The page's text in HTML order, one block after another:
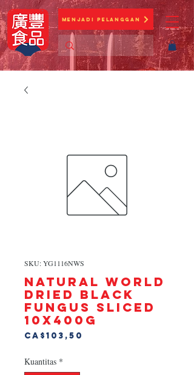
Menjadi Pelanggan
SKU: YG1116NWS
NATURAL WORLD
DRIED BLACK
FUNGUS SLICED
10x400g
CA$103,50
Kuantitas *